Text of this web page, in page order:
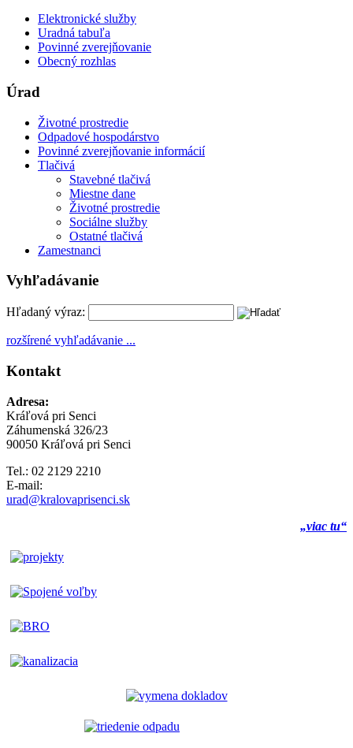
Elektronické služby
Uradná tabuľa
Povinné zverejňovanie
Obecný rozhlas
Úrad
Životné prostredie
Odpadové hospodárstvo
Povinné zverejňovanie informácií
Tlačivá
Stavebné tlačivá
Miestne dane
Životné prostredie
Sociálne služby
Ostatné tlačivá
Zamestnanci
Vyhľadávanie
Hľadaný výraz:
rozšírené vyhľadávanie ...
Kontakt
Adresa:
Kráľová pri Senci
Záhumenská 326/23
90050 Kráľová pri Senci
Tel.: 02 2129 2210
E-mail:
urad@kralovaprisenci.sk
„viac tu“